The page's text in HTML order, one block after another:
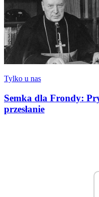
Tylko u nas
Semka dla Frondy:
przesłanie